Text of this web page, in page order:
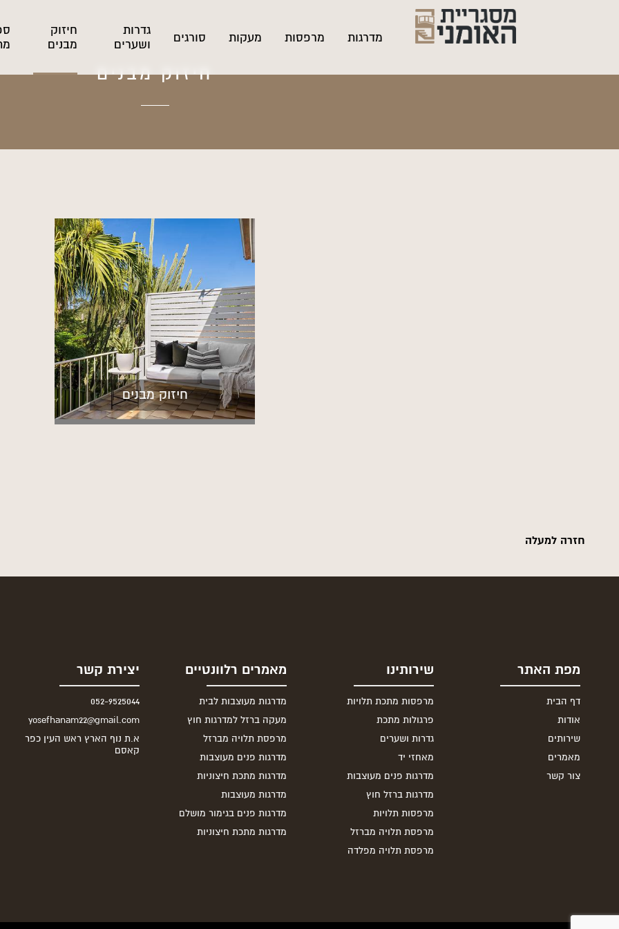
מדרגות מרפסות מעקות סורגים
גדרות
ושערים
חיזוק
מבנים
חיזוק מבנים
חיזוק מבנים
חזרה למעלה
מפת האתר
דף הבית
אודות
שירותים
מאמרים
צור קשר
שירותינו
מרפסות מתכת תלויות
פרגולות מתכת
גדרות ושערים
מאחזי יד
מדרגות פנים מעוצבות
מדרגות ברזל חוץ
מרפסות תלויות
מרפסת תלויה מברזל
מרפסת תלויה מפלדה
מאמרים רלוונטיים
מדרגות מעוצבות לבית
מעקה ברזל למדרגות חוץ
מרפסת תלויה מברזל
מדרגות פנים מעוצבות
מדרגות מתכת חיצוניות
מדרגות מעוצבות
מדרגות פנים בגימור מושלם
מדרגות מתכת חיצוניות
יצירת קשר
052-9525044
yosefhanam22@gmail.com
א.ת נוף הארץ ראש העין כפר
קאסם